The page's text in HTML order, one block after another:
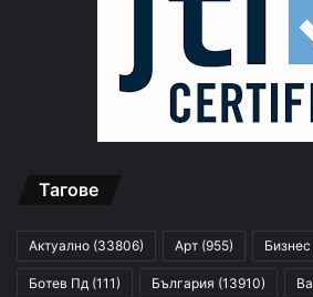
Тагове
Актуално (33806) Арт (955) Бизнес
Ботев Пд (111) България (13910)